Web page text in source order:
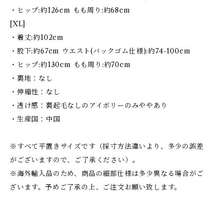
・ヒップ:約126cm もも周り:約68cm
[XL]
・着丈:約102cm
・股下:約67cm ウエスト(バックゴム仕様):約74-100cm
・ヒップ:約130cm もも周り:約70cm
・裏地：なし
・伸縮性：なし
・透け感：裏起毛なしのアイボリーのみややあり
・生産国：中国
※すべて平置きサイズです（採寸方法違いより、多少の誤差
がございますので、ご了承ください）。
※海外輸入品のため、商品の細部仕様は多少異なる場合がご
ざいます。予めご了承の上、ご注文お願い致します。